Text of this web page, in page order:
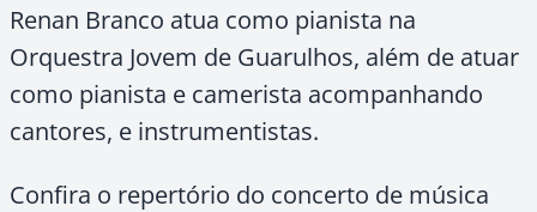
Renan Branco atua como pianista na
Orquestra Jovem de Guarulhos, além de atuar
como pianista e camerista acompanhando
cantores, e instrumentistas.
Confira o repertório do concerto de música